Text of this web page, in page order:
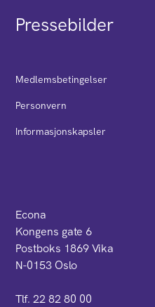
Pressebilder
Medlemsbetingelser
Personvern
Informasjonskapsler
Econa
Kongens gate 6
Postboks 1869 Vika
N-0153 Oslo
Tlf. 22 82 80 00